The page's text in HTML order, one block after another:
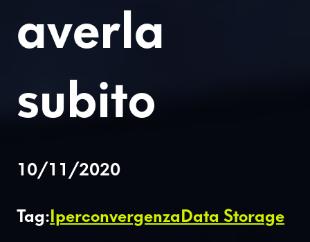
averla
subito
10/11/2020
Tag:IperconvergenzaData Storage